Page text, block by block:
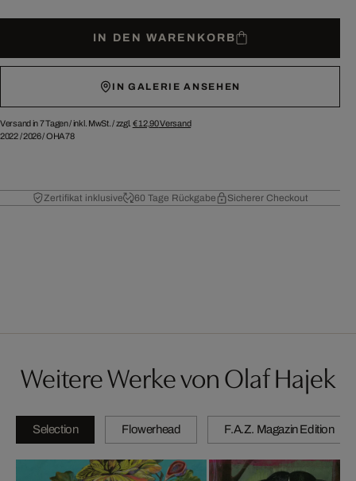
IN DEN WARENKORB
IN GALERIE ANSEHEN
Versand in 7 Tagen /inkl. MwSt. / zzgl. € 12,90Versand
2022/2026/OHA78
Zertifikat inklusive 60 Tage Rückgabe Sicherer Checkout
Weitere Werke von Olaf Hajek
Selection Flowerhead F.A.Z. Magazin Edition